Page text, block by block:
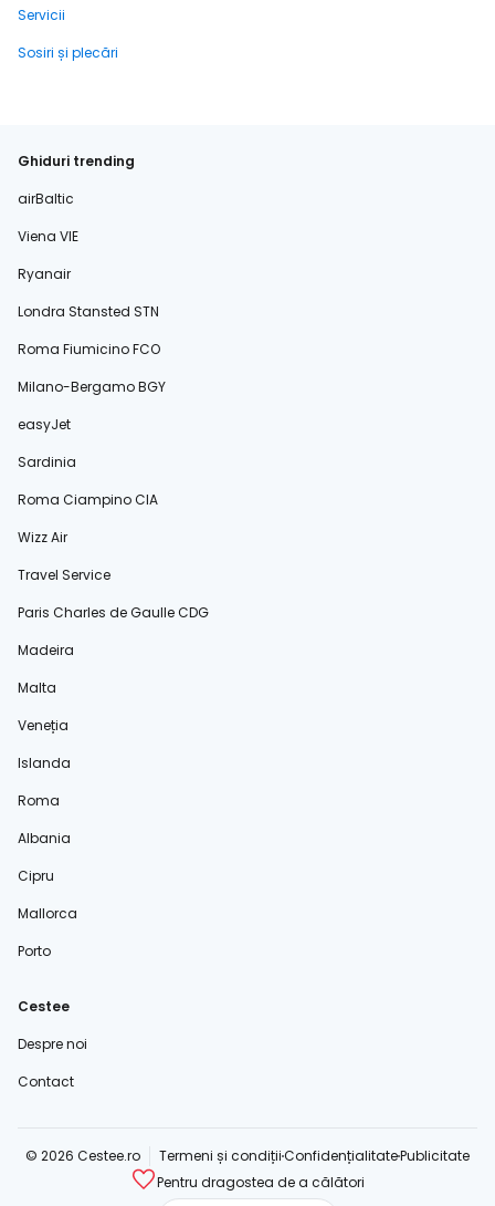
Servicii
Sosiri și plecări
Ghiduri trending
airBaltic
Viena VIE
Ryanair
Londra Stansted STN
Roma Fiumicino FCO
Milano-Bergamo BGY
easyJet
Sardinia
Roma Ciampino CIA
Wizz Air
Travel Service
Paris Charles de Gaulle CDG
Madeira
Malta
Veneția
Islanda
Roma
Albania
Cipru
Mallorca
Porto
Cestee
Despre noi
Contact
© 2026 Cestee.ro Termeni și condițiiConfidențialitatePublicitate
Pentru dragostea de a călători
cestee.com